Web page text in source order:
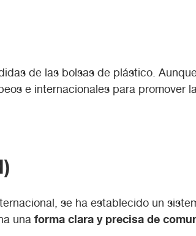
de las bolsas de plástico.
e internacionales para promover
se ha establecido un
una forma clara y precisa de